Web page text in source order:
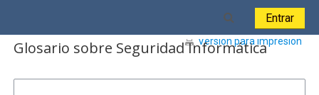
Toggle search
Entrar
Glosario sobre Seguridad Informática
Versión para impresión